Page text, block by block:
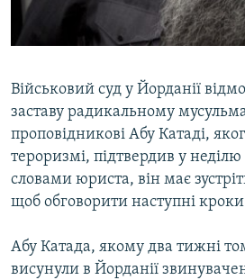
УКРАЇНСЬКА ПРОБЛЕМА КРИМУ
ІНФОГРАФІКА
ДОЛУЧАЙСЯ!
Усі сайти RFE/RL
Військовий суд у Йорданії
заставу радикальному
проповідникові Абу Катаді,
тероризмі, підтвердив у
словами юриста, він має
щоб обговорити наступні
Абу Катада, якому два тижні
висунули в Йорданії